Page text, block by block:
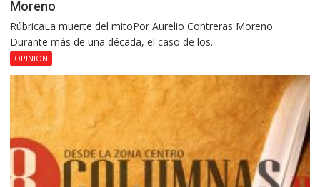
Moreno
RúbricaLa muerte del mitoPor Aurelio Contreras Moreno
Durante más de una década, el caso de los...
OPINIÓN